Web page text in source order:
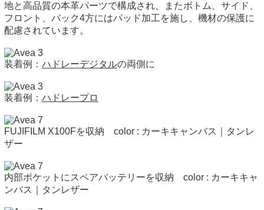
地と高品質の本革パーツで構成され、またボトム、サイド、
フロント、バック4方にはパッド加工を施し、機材の保護に
配慮されています。
装着例： ハドレーデジタルの両側に
装着例： ハドレープロ
FUJIFILM X100Fを収納 color : カーキキャンバス｜タンレ
ザー
内部ポケットにスペアバッテリーを収納 color : カーキキャ
ンバス｜タンレザー